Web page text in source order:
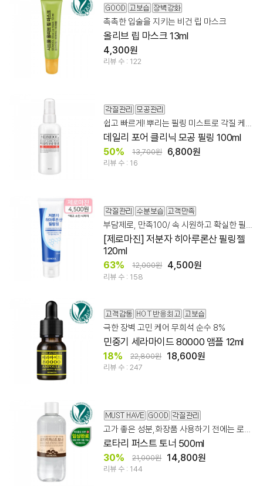
촉촉한 입술을 지키는 비건 립 마스크
올리브 립 마스크 13ml
4,300원
리뷰 수 : 122
쉽고 빠르게! 뿌리는 필링 미스트로 각질 케어!
데일리 포어 클리닉 모공 필링 100ml
50% 13,700원 6,800원
리뷰 수 : 16
부담제로, 만족100/ 속 시원하고 확실한 필링젤!
[제로마진] 저분자 히아루론산 필링젤
120ml
63% 12,000원 4,500원
리뷰 수 : 158
극한 장벽 고민 케어 무희석 순수 8%
민중기 세라마이드 80000 앰플 12ml
18% 22,800원 18,600원
리뷰 수 : 247
고가 좋은 성분,화장품 사용하기 전에는 로타리로! 파하 20,000ppm
로타리 퍼스트 토너 500ml
30% 21,000원 14,800원
리뷰 수 : 144